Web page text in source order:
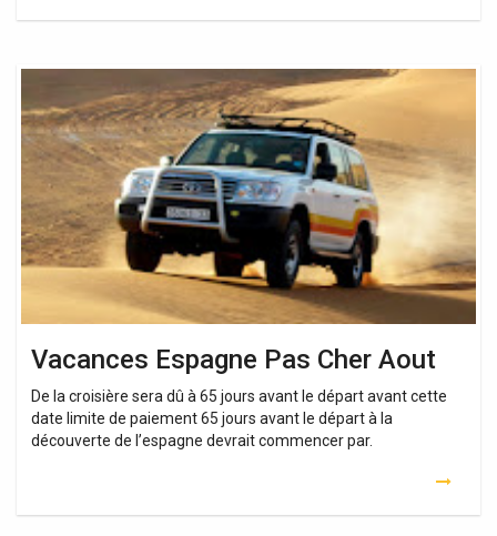
Vacances Espagne Pas Cher Aout
De la croisière sera dû à 65 jours avant le départ avant cette
date limite de paiement 65 jours avant le départ à la
découverte de l’espagne devrait commencer par.
Vacances
Pas
Cher
Aout